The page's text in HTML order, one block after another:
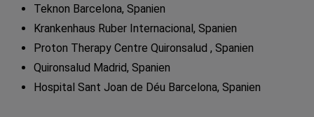
Teknon Barcelona, Spanien
Krankenhaus Ruber Internacional, Spanien
Proton Therapy Centre Quironsalud , Spanien
Quironsalud Madrid, Spanien
Hospital Sant Joan de Déu Barcelona, Spanien